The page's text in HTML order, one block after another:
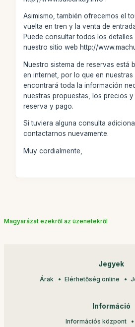
Asimismo, también ofrecemos el
vuelta en tren y la venta de
Puede consultar todos los
nuestro sitio web http://
Nuestro sistema de reservas está
en internet, por lo que en nuestras
encontrará toda la información
nuestras propuestas, los precios
reserva y pago.
Si tuviera alguna consulta
contactarnos nuevamente.
Muy cordialmente,
Magyarázat ezekről az üzenetekről
Jegyek
Árak Elérhetőség online
Információ
Információs központ